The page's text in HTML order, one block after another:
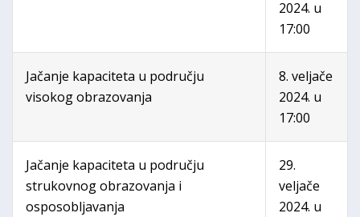
2024. u
17:00
Jačanje kapaciteta u području
visokog obrazovanja
8. veljače
2024. u
17:00
Jačanje kapaciteta u području
strukovnog obrazovanja i
osposobljavanja
29.
veljače
2024. u